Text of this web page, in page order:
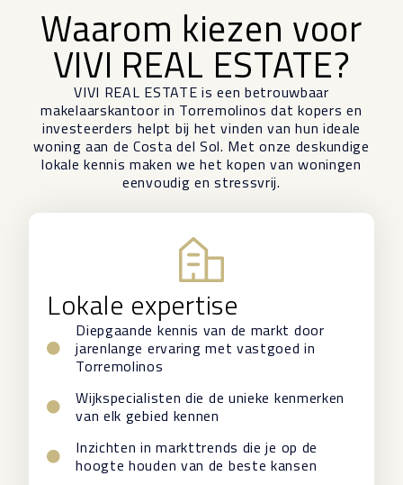
Waarom kiezen voor
VIVI REAL ESTATE?
VIVI REAL ESTATE is een betrouwbaar
makelaarskantoor in Torremolinos dat kopers en
investeerders helpt bij het vinden van hun ideale
woning aan de Costa del Sol. Met onze deskundige
lokale kennis maken we het kopen van woningen
eenvoudig en stressvrij.
Lokale expertise
Diepgaande kennis van de markt door
jarenlange ervaring met vastgoed in
Torremolinos
Wijkspecialisten die de unieke kenmerken
van elk gebied kennen
Inzichten in markttrends die je op de
hoogte houden van de beste kansen